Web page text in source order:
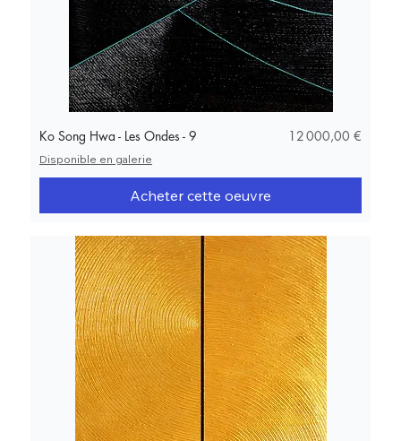
Ko Song Hwa - Les Ondes - 9 Prix
12 000,00 €
Disponible en galerie
Acheter cette oeuvre